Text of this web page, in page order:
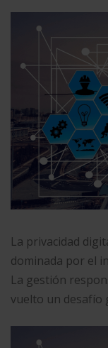
La privacidad
dominada por el
La gestión
vuelto un desafío